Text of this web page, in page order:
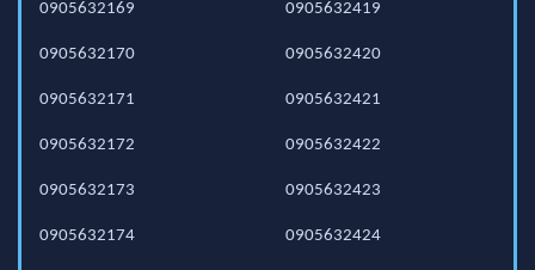
0905632169
0905632170
0905632171
0905632172
0905632173
0905632174
0905632419
0905632420
0905632421
0905632422
0905632423
0905632424